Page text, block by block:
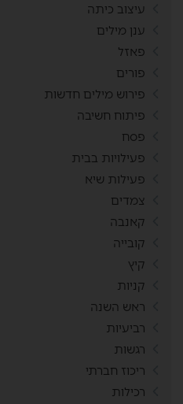
עיצוב כיתה
ענן מילים
פאזל
פורים
פירוש מילים חדשות
פיתוח חשיבה
פסח
פעילויות בבית
פעילות שיא
צמדים
קאנבה
קובייה
קיץ
קניות
ראש השנה
רביעיות
רגשות
ריכוז חברתי
רכילות